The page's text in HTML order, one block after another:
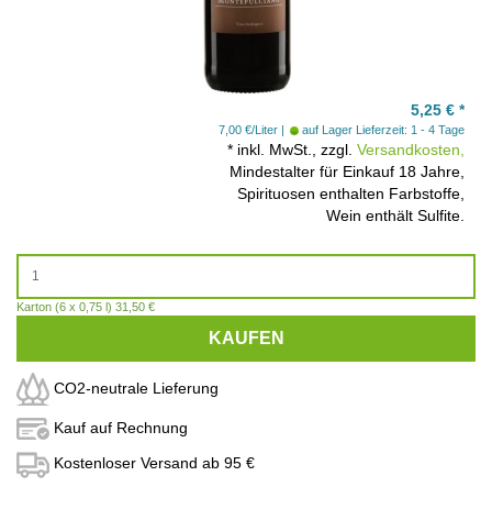
5,25 € *
7,00 €/Liter auf Lager Lieferzeit: 1 - 4 Tage
* inkl. MwSt., zzgl. Versandkosten,
Mindestalter für Einkauf 18 Jahre,
Spirituosen enthalten Farbstoffe,
Wein enthält Sulfite.
Karton (6 x 0,75 l) 31,50 €
KAUFEN
CO2-neutrale Lieferung
Kauf auf Rechnung
Kostenloser Versand ab 95 €